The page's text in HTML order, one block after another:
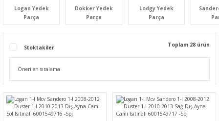
Logan Yedek
Parça
Dokker Yedek
Parça
Lodgy Yedek
Parça
Stoktakiler Toplam 28 ürün